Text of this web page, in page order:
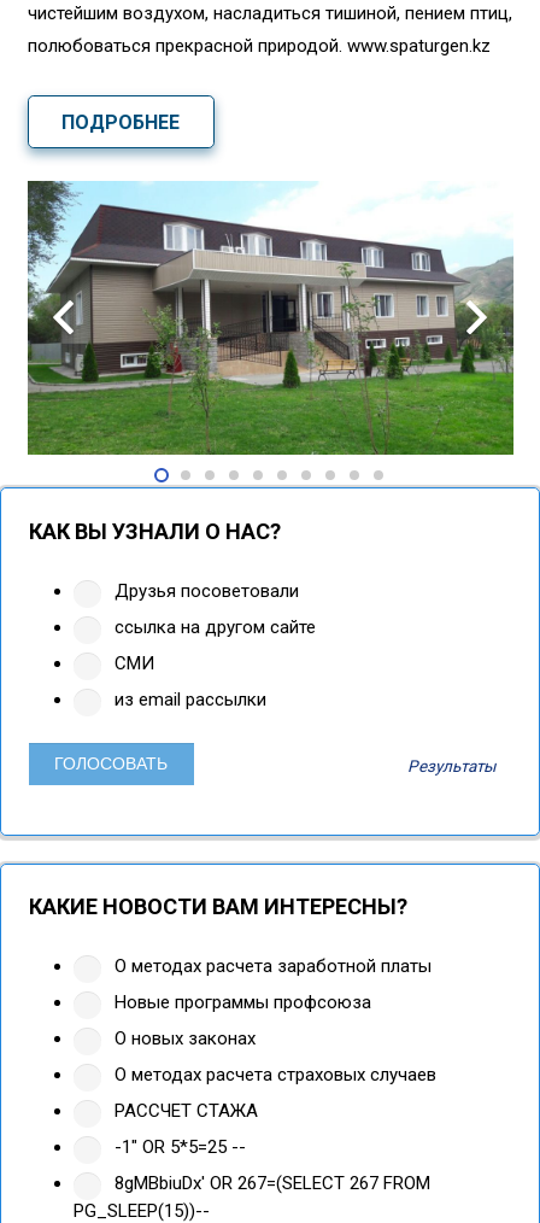
чистейшим воздухом, насладиться тишиной, пением птиц,
полюбоваться прекрасной природой. www.spaturgen.kz
ПОДРОБНЕЕ
КАК ВЫ УЗНАЛИ О НАС?
Друзья посоветовали
ссылка на другом сайте
СМИ
из email рассылки
Результаты
КАКИЕ НОВОСТИ ВАМ ИНТЕРЕСНЫ?
О методах расчета заработной платы
Новые программы профсоюза
О новых законах
О методах расчета страховых случаев
РАССЧЕТ СТАЖА
-1" OR 5*5=25 --
8gMBbiuDx' OR 267=(SELECT 267 FROM
PG_SLEEP(15))--